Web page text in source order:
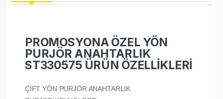
PROMOSYONA ÖZEL YÖN
PURJÖR ANAHTARLIK
ST330575 ÜRÜN ÖZELLİKLERİ
ÇİFT YÖN PURJÖR ANAHTARLIK